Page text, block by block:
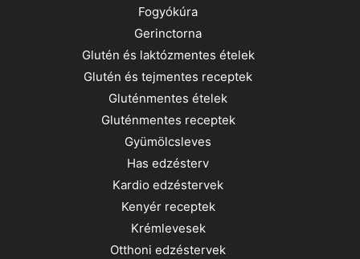
Fogyókúra
Gerinctorna
Glutén és laktózmentes ételek
Glutén és tejmentes receptek
Gluténmentes ételek
Gluténmentes receptek
Gyümölcsleves
Has edzésterv
Kardio edzéstervek
Kenyér receptek
Krémlevesek
Otthoni edzéstervek